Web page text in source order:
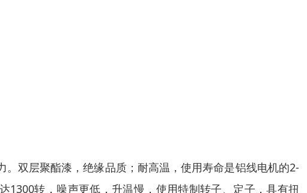
双层聚酯漆，绝缘品质；耐高温，使用寿命是铝线电机的2-
1300转，噪声更低，升温慢，使用特制转子、定子，具有扭